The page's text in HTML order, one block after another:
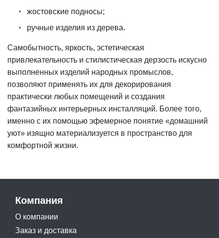
жостовские подносы;
ручные изделия из дерева.
Самобытность, яркость, эстетическая
привлекательность и стилистическая дерзость искусно
выполненных изделий народных промыслов,
позволяют применять их для декорирования
практически любых помещений и создания
фантазийных интерьерных инсталляций. Более того,
именно с их помощью эфемерное понятие «домашний
уют» изящно материализуется в пространство для
комфортной жизни.
Компания
О компании
Заказ и доставка